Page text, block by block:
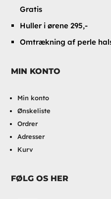
Gratis
Huller i ørene 295,-
Omtrækning af perle
MIN KONTO
Min konto
Ønskeliste
Ordrer
Adresser
Kurv
FØLG OS HER